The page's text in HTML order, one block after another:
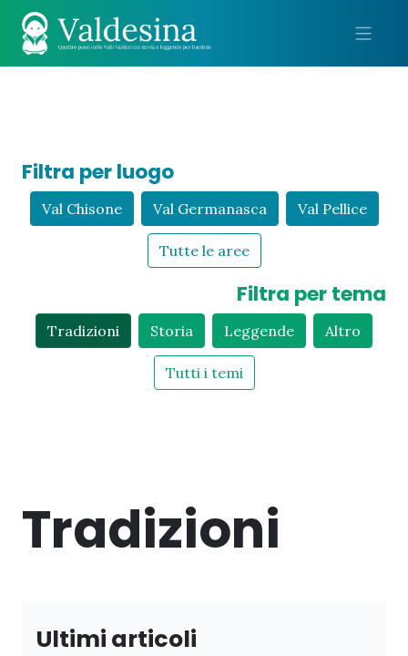
Filtra per luogo
Val Chisone Val Germanasca Val Pellice
Tutte le aree
Filtra per tema
Tradizioni Storia Leggende Altro
Tutti i temi
Tradizioni
Ultimi articoli